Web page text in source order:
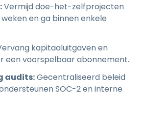
Vermijd doe-het-zelfprojecten
en ga binnen enkele
kapitaaluitgaven en
een voorspelbaar abonnement.
audits:Gecentraliseerd beleid
SOC-2 en interne